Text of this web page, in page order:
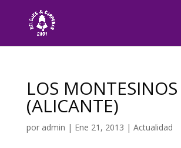
LOS MONTESINOS
(ALICANTE)
por admin | Ene 21, 2013 | Actualidad